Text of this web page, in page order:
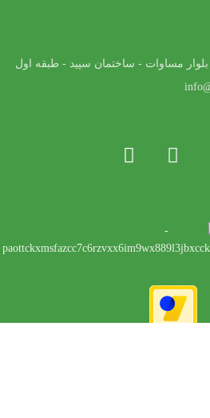
مساوات - ساختمان سپید - طبقه اول